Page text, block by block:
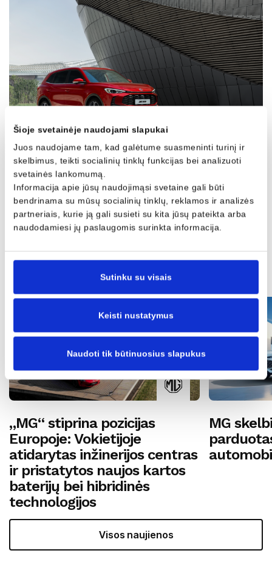
Šioje svetainėje naudojami slapukai
Juos naudojame tam, kad galėtume suasmeninti turinį ir
skelbimus, teikti socialinių tinklų funkcijas bei analizuoti
svetainės lankomumą.
Informacija apie jūsų naudojimąsi svetaine gali būti
bendrinama su mūsų socialinių tinklų, reklamos ir analizės
partneriais, kurie ją gali susieti su kita jūsų pateikta arba
naudodamiesi jų paslaugomis surinkta informacija.
Sutinku su visais
Keisti nustatymus
Naudoti tik būtinuosius slapukus
07/04/2025
Daugiau
„MG“ stiprina pozicijas
Europoje: Vokietijoje
atidarytas inžinerijos centras
ir pristatytos naujos kartos
baterijų bei hibridinės
technologijos
MG
Visos naujienos